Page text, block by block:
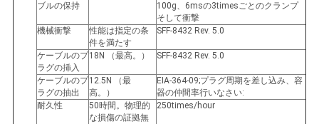
ブルの保持
100g、6msの3timesごとのクランプ
そして衝撃
機械衝撃
性能は指定の条
件を満たす
SFF-8432 Rev. 5.0
ケーブルのプ
ラグの挿入
18N （最高。） SFF-8432 Rev. 5.0
ケーブルのプ
ラグの抽出
12.5N （最
高。）
EIA-364-09;プラグ周期を差し込み、容
器の仲間率行いなさい:
耐久性
50時間。物理的
な損傷の証拠無
250times/hour